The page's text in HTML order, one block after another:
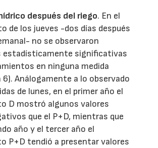
después del riego. En el
de los jueves -dos días después
no se observaron
estadísticamente significativas
en ninguna medida
6). Análogamente a lo observado
de lunes, en el primer año el
D mostró algunos valores
que el P+D, mientras que
año y el tercer año el
P+D tendió a presentar valores